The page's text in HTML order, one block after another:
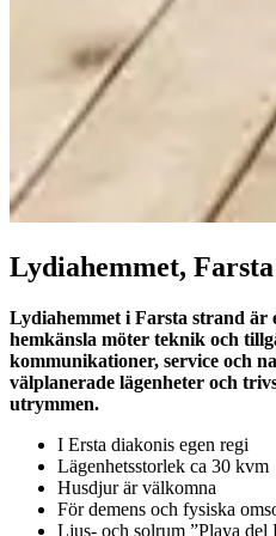
Lydiahemmet,
Lydiahemmet i Farsta strand är
hemkänsla möter teknik och
kommunikationer, service och
välplanerade lägenheter och
utrymmen.
I Ersta diakonis egen regi
Lägenhetsstorlek ca 30 kvm
Husdjur är välkomna
För demens och fysiska
Ljus- och solrum ”Playa del